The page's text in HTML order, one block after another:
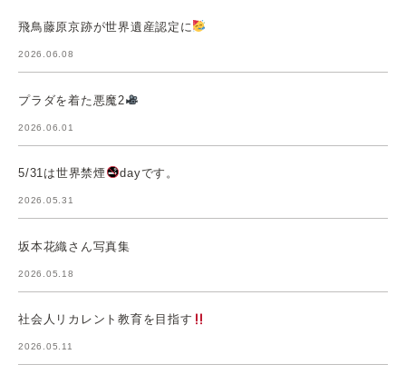
飛鳥藤原京跡が世界遺産認定に
2026.06.08
プラダを着た悪魔2
2026.06.01
5/31は世界禁煙 dayです。
2026.05.31
坂本花織さん写真集
2026.05.18
社会人リカレント教育を目指す
2026.05.11